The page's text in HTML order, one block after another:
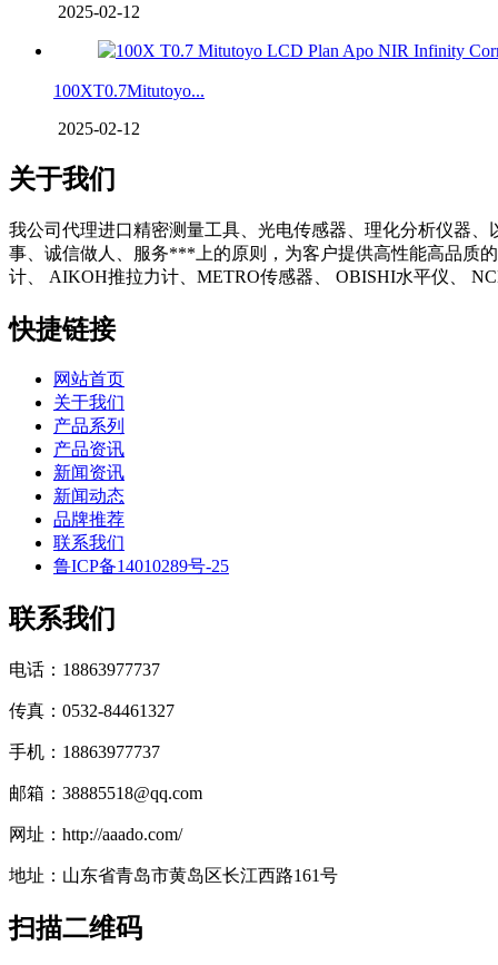
2025-02-12
100XT0.7Mitutoyo...
2025-02-12
关于我们
我公司代理进口精密测量工具、光电传感器、理化分析仪器
事、诚信做人、服务***上的原则，为客户提供高性能高品质
计、 AIKOH推拉力计、METRO传感器、 OBISHI水平仪、
快捷链接
网站首页
关于我们
产品系列
产品资讯
新闻资讯
新闻动态
品牌推荐
联系我们
鲁ICP备14010289号-25
联系我们
电话：18863977737
传真：0532-84461327
手机：18863977737
邮箱：38885518@qq.com
网址：http://aaado.com/
地址：山东省青岛市黄岛区长江西路161号
扫描二维码